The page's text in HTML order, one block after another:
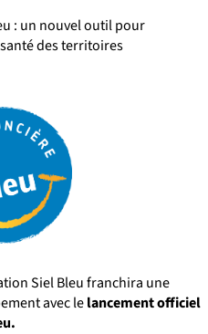
: un nouvel outil pour
des territoires
Siel Bleu franchira une
avec lelancement officiel